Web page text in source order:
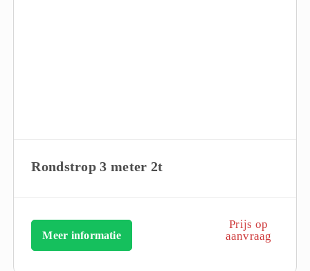
Rondstrop 3 meter 2t
Meer informatie
Prijs op
aanvraag